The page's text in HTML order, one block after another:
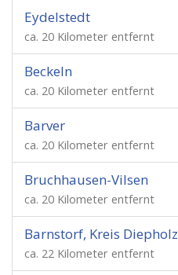
Eydelstedt
ca. 20 Kilometer entfernt
Beckeln
ca. 20 Kilometer entfernt
Barver
ca. 20 Kilometer entfernt
Bruchhausen-Vilsen
ca. 20 Kilometer entfernt
Barnstorf, Kreis Diepholz
ca. 22 Kilometer entfernt